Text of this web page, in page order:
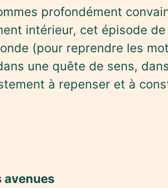
profondément
intérieur, cet épisode de
(pour reprendre les
une quête de sens,
à repenser et à
avenues